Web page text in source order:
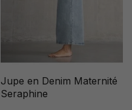
Jupe en Denim Maternité
Seraphine